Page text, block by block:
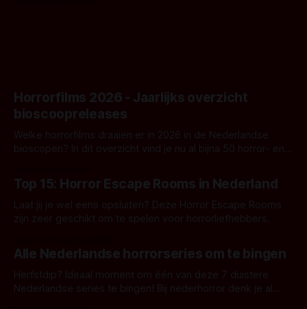
Horrorfilms 2026 - Jaarlijks overzicht
bioscoopreleases
Welke horrorfilms draaien er in 2026 in de Nederlandse
bioscopen? In dit overzicht vind je nu al bijna 50 horror- en
Top 15: Horror Escape Rooms in Nederland
Laat jij je wel eens opsluiten? Deze Horror Escape Rooms
zijn zeer geschikt om te spelen voor horrorliefhebbers.
Alle Nederlandse horrorseries om te bingen
Herfstdip? Ideaal moment om één van deze 7 duistere
Nederlandse series te bingen! Bij nederhorror denk je al